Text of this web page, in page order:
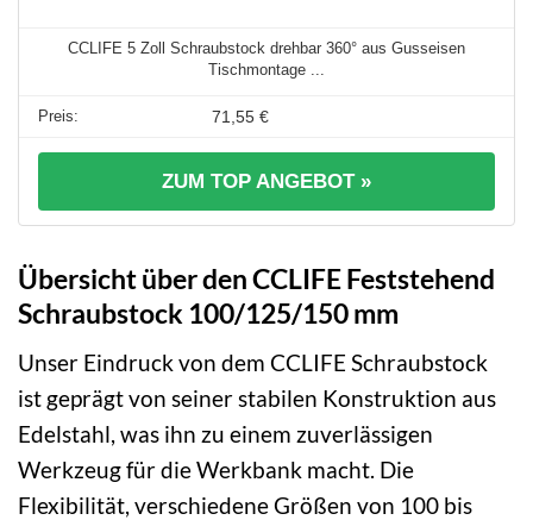
CCLIFE 5 Zoll Schraubstock drehbar 360° aus Gusseisen
Tischmontage ...
71,55 €
ZUM TOP ANGEBOT »
Übersicht über den CCLIFE Feststehend
Schraubstock 100/125/150 mm
Unser Eindruck von dem CCLIFE Schraubstock
ist geprägt von seiner stabilen Konstruktion aus
Edelstahl, was ihn zu einem zuverlässigen
Werkzeug für die Werkbank macht. Die
Flexibilität, verschiedene Größen von 100 bis